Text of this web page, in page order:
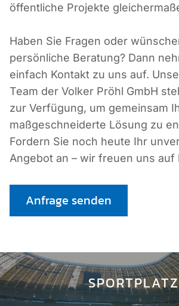
öffentliche Projekte
Haben Sie Fragen oder
persönliche Beratung? Dann
einfach Kontakt zu uns auf.
Team der Volker Pröhl GmbH
zur Verfügung, um gemeinsam
maßgeschneiderte Lösung zu
Fordern Sie noch heute Ihr
Angebot an – wir freuen uns auf
Anfrage senden
SPORTPLATZ